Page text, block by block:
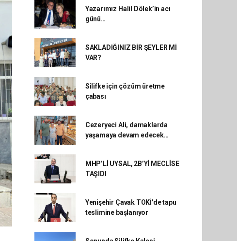
Yazarımız Halil Dölek’in acı
günü…
SAKLADIĞINIZ BİR ŞEYLER Mİ
VAR?
Silifke için çözüm üretme
çabası
Cezeryeci Ali, damaklarda
yaşamaya devam edecek…
MHP’Lİ UYSAL, 2B’Yİ MECLİSE
TAŞIDI
Yenişehir Çavak TOKİ'de tapu
teslimine başlanıyor